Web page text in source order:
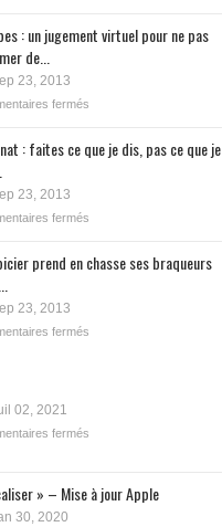
: un jugement virtuel pour ne pas
de...
23, 2013
fermés
: faites ce que je dis, pas ce que je
23, 2013
fermés
prend en chasse ses braqueurs
23, 2013
fermés
02, 2021
fermés
» – Mise à jour Apple
30, 2020